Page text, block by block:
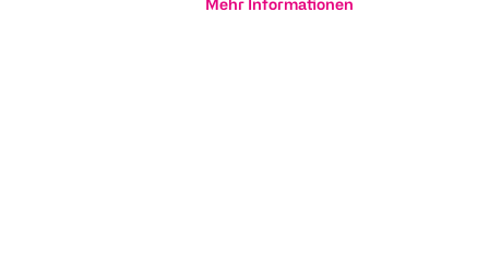
Mehr Informationen